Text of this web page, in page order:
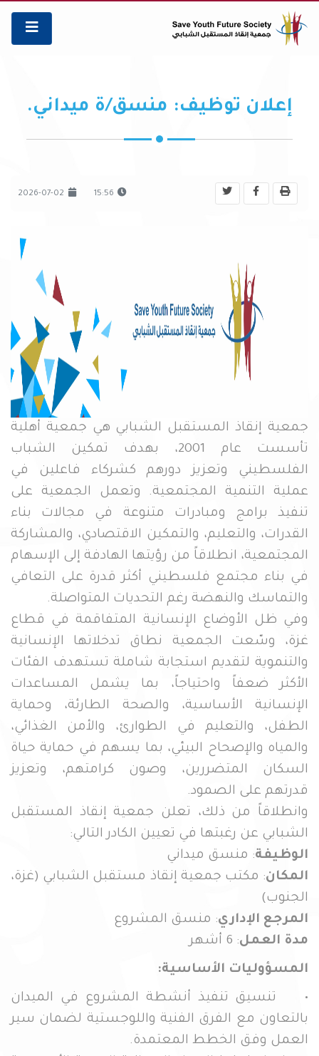
إعلان توظيف: منسق/ة ميداني.
جمعية إنقاذ المستقبل الشبابي هي جمعية أهلية
تأسست عام 2001، بهدف تمكين الشباب
الفلسطيني وتعزيز دورهم كشركاء فاعلين في
عملية التنمية المجتمعية. وتعمل الجمعية على
تنفيذ برامج ومبادرات متنوعة في مجالات بناء
القدرات، والتعليم، والتمكين الاقتصادي، والمشاركة
المجتمعية، انطلاقاً من رؤيتها الهادفة إلى الإسهام
في بناء مجتمع فلسطيني أكثر قدرة على التعافي
والتماسك والنهضة رغم التحديات المتواصلة.
وفي ظل الأوضاع الإنسانية المتفاقمة في قطاع
غزة، وسّعت الجمعية نطاق تدخلاتها الإنسانية
والتنموية لتقديم استجابة شاملة تستهدف الفئات
الأكثر ضعفاً واحتياجاً، بما يشمل المساعدات
الإنسانية الأساسية، والصحة الطارئة، وحماية
الطفل، والتعليم في الطوارئ، والأمن الغذائي،
والمياه والإصحاح البيئي، بما يسهم في حماية حياة
السكان المتضررين، وصون كرامتهم، وتعزيز
قدرتهم على الصمود.
وانطلاقاً من ذلك، تعلن جمعية إنقاذ المستقبل
الشبابي عن رغبتها في تعيين الكادر التالي:
الوظيفة: منسق ميداني
المكان: مكتب جمعية إنقاذ مستقبل الشبابي (غزة،
الجنوب)
المرجع الإداري: منسق المشروع
مدة العمل: 6 أشهر
المسؤوليات الأساسية:
• تنسيق تنفيذ أنشطة المشروع في الميدان
بالتعاون مع الفرق الفنية واللوجستية لضمان سير
العمل وفق الخطط المعتمدة.